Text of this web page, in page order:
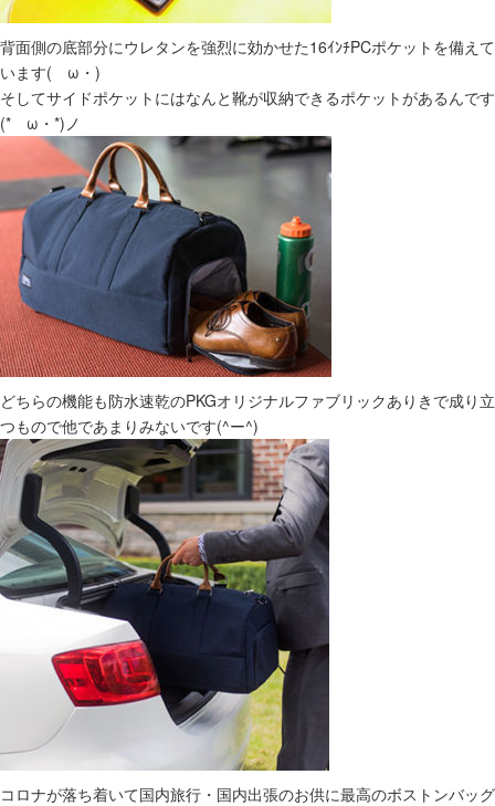
背面側の底部分にウレタンを強烈に効かせた16ｲﾝﾁPCポケットを備えて
います(ゝω・)
そしてサイドポケットにはなんと靴が収納できるポケットがあるんです
(*ゝω・*)ノ
どちらの機能も防水速乾のPKGオリジナルファブリックありきで成り立
つもので他であまりみないです(^ー^)
コロナが落ち着いて国内旅行・国内出張のお供に最高のボストンバッグ